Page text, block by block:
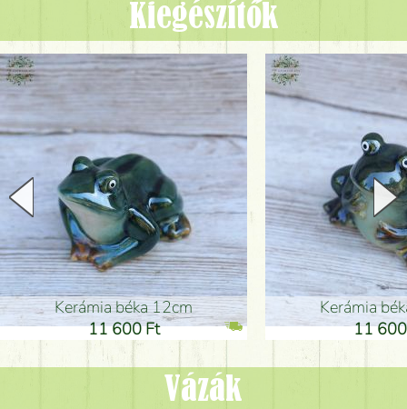
Kiegészítők
Kerámia béka 12cm
11 600 Ft
Kerámia
11
Vázák